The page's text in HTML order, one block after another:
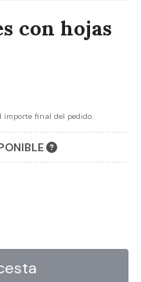
con hojas
importe final del pedido.